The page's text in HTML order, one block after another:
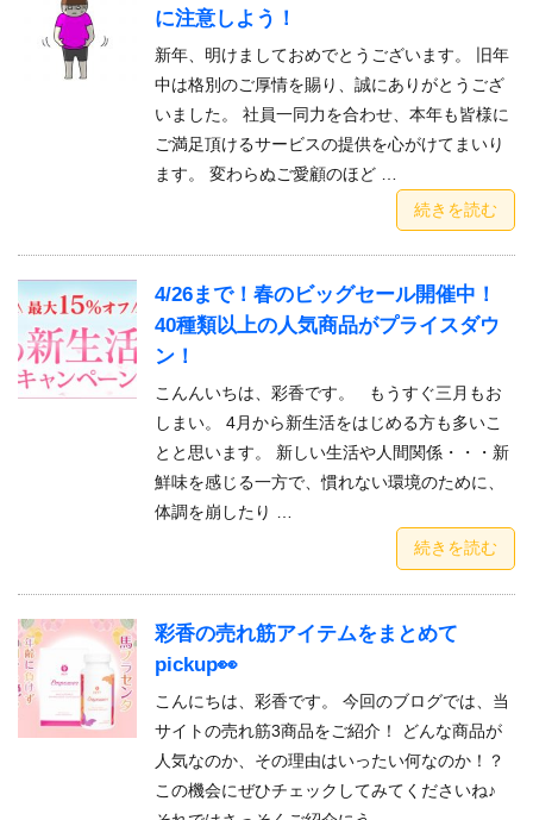
に注意しよう！
新年、明けましておめでとうございます。 旧年
中は格別のご厚情を賜り、誠にありがとうござ
いました。 社員一同力を合わせ、本年も皆様に
ご満足頂けるサービスの提供を心がけてまいり
ます。 変わらぬご愛顧のほど …
続きを読む
4/26まで！春のビッグセール開催中！
40種類以上の人気商品がプライスダウ
ン！
こんんいちは、彩香です。 もうすぐ三月もお
しまい。 4月から新生活をはじめる方も多いこ
とと思います。 新しい生活や人間関係・・・新
鮮味を感じる一方で、慣れない環境のために、
体調を崩したり …
続きを読む
彩香の売れ筋アイテムをまとめて
pickup👀
こんにちは、彩香です。 今回のブログでは、当
サイトの売れ筋3商品をご紹介！ どんな商品が
人気なのか、その理由はいったい何なのか！？
この機会にぜひチェックしてみてくださいね♪